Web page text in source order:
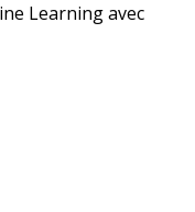
Learning avec